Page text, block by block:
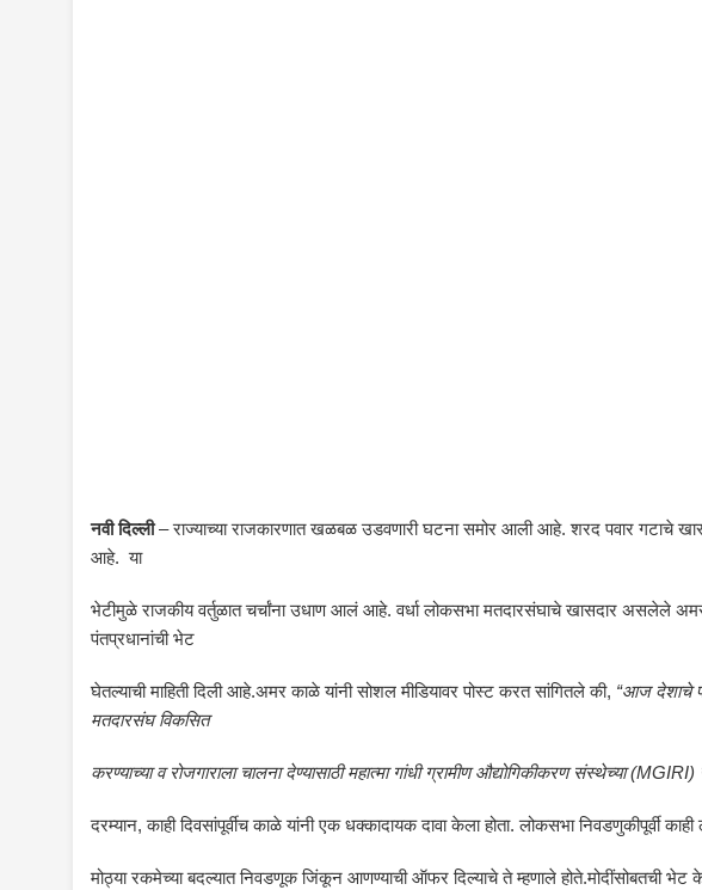
नवी दिल्ली– राज्याच्या राजकारणात खळबळ उडवणारी घटना समोर आली आहे. शरद पवार गटाचे
आहे. या
भेटीमुळे राजकीय वर्तुळात चर्चांना उधाण आलं आहे. वर्धा लोकसभा मतदारसंघाचे खासदार असलेले अमर
पंतप्रधानांची भेट
घेतल्याची माहिती दिली आहे.अमर काळे यांनी सोशल मीडियावर पोस्ट करत सांगितले की, “आज देशाचे
मतदारसंघ विकसित
करण्याच्या व रोजगाराला चालना देण्यासाठी महात्मा गांधी ग्रामीण औद्योगिकीकरण संस्थेच्या
दरम्यान, काही दिवसांपूर्वीच काळे यांनी एक धक्कादायक दावा केला होता. लोकसभा निवडणुकीपूर्वी
मोठ्या रकमेच्या बदल्यात निवडणूक जिंकून आणण्याची ऑफर दिल्याचे ते म्हणाले होते.मोदींसोबतची भेट